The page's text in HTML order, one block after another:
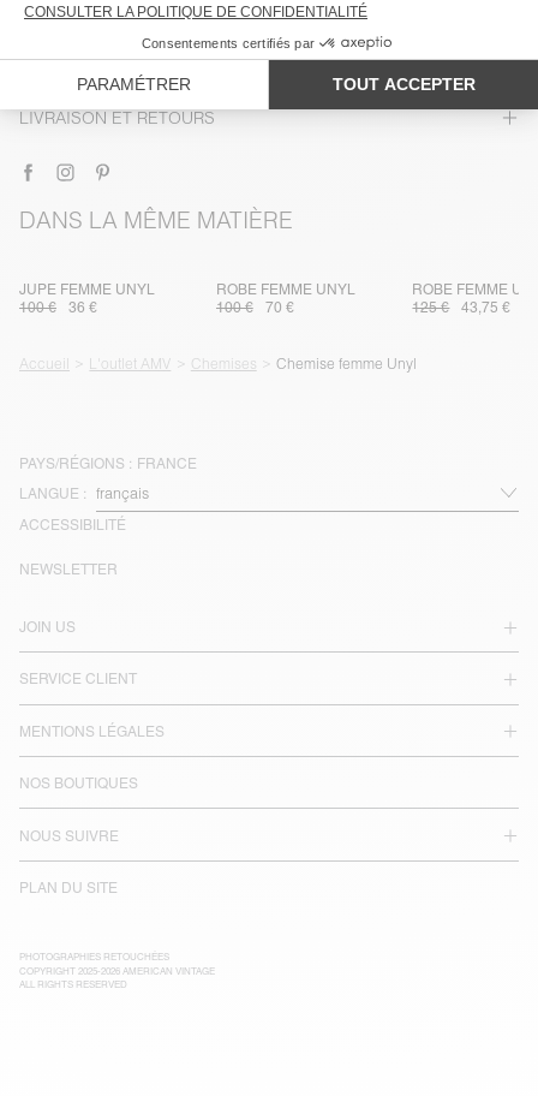
COMPOSITION
TRAÇABILITÉ
LIVRAISON ET RETOURS
DANS LA MÊME MATIÈRE
JUPE FEMME UNYL
100 €
36 €
ROBE FEMME UNYL
100 €
70 €
ROBE FEMME
125 €
43,75 €
Accueil L'outlet AMV Chemises Chemise femme Unyl
PAYS/RÉGIONS : FRANCE
LANGUE :
ACCESSIBILITÉ
JOIN US
SERVICE CLIENT
MENTIONS LÉGALES
NOS BOUTIQUES
NOUS SUIVRE
PLAN DU SITE
NEWSLETTER
PHOTOGRAPHIES RETOUCHÉES
COPYRIGHT 2025-2026 AMERICAN VINTAGE
ALL RIGHTS RESERVED